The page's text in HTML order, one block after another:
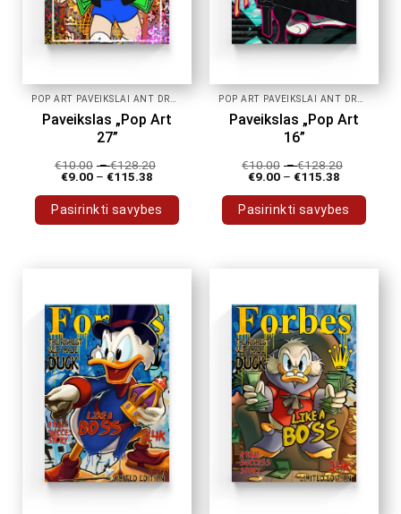
product
page
product
page
Paveikslas „Pop Art
27”
€10.00 –€128.20
€9.00 – €115.38
Pasirinkti savybes
variants.
The
options
may
be
chosen
on
the
product
page
Paveikslas „Pop Art
16”
€10.00 –€128.20
€9.00 – €115.38
Pasirinkti savybes
variants.
The
options
may
be
chosen
on
the
product
page